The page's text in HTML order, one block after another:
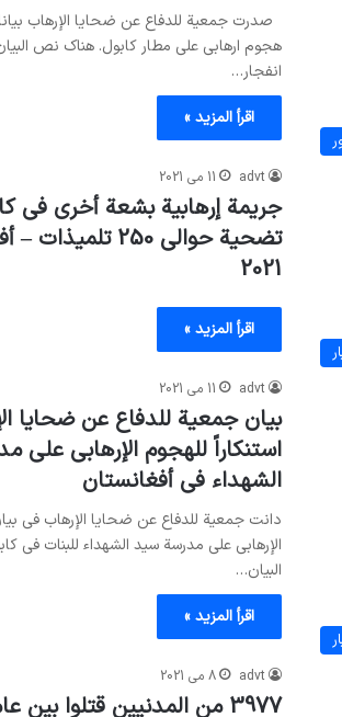
صدرت جمعية للدفاع عن ضحايا الإرهاب
هجوم ارهابي علي مطار كابول. هناك نص
انفجار…
اقرأ المزيد »
advt 11 می 2021
جريمة إرهابية بشعة أخري في
تضحية حوالي 250
2021
اقرأ المزيد »
advt 11 می 2021
بيان جمعية للدفاع عن ضحايا
استنكاراً للهجوم الإرهابي على
الشهداء في أفغانستان
دانت جمعية للدفاع عن ضحايا الإرهاب في
الإرهابي على مدرسة سيد الشهداء للبنات في
البيان…
اقرأ المزيد »
advt 8 می 2021